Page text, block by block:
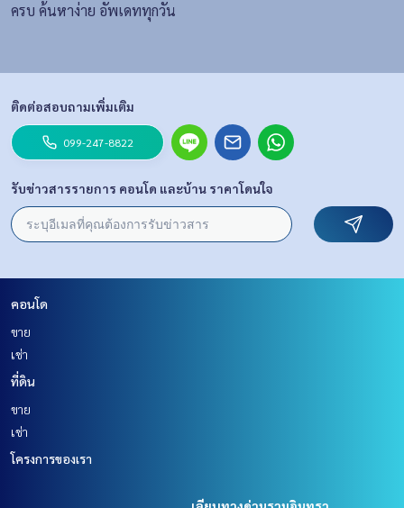
ครบ ค้นหาง่าย อัพเดททุกวัน
ติดต่อสอบถามเพิ่มเติม
099-247-8822
รับข่าวสารรายการ คอนโด และบ้าน ราคาโดนใจ
คอนโด
ขาย
เช่า
ที่ดิน
ขาย
เช่า
โครงการของเรา